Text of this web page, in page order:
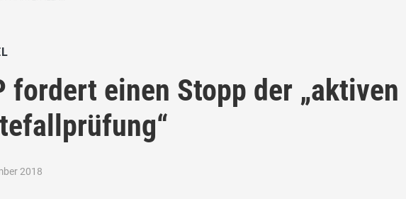
fordert einen Stopp der „aktiven
2018